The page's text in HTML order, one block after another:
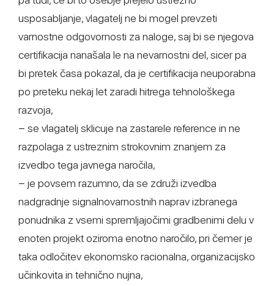
usposabljanje, vlagatelj ne bi mogel prevzeti
varnostne odgovornosti za naloge, saj bi se njegova
certifikacija nanašala le na nevarnostni del, sicer pa
bi pretek časa pokazal, da je certifikacija neuporabna
po preteku nekaj let zaradi hitrega tehnološkega
razvoja,
− se vlagatelj sklicuje na zastarele reference in ne
razpolaga z ustreznim strokovnim znanjem za
izvedbo tega javnega naročila,
− je povsem razumno, da se združi izvedba
nadgradnje signalnovarnostnih naprav izbranega
ponudnika z vsemi spremljajočimi gradbenimi delu v
enoten projekt oziroma enotno naročilo, pri čemer je
taka odločitev ekonomsko racionalna, organizacijsko
učinkovita in tehnično nujna,